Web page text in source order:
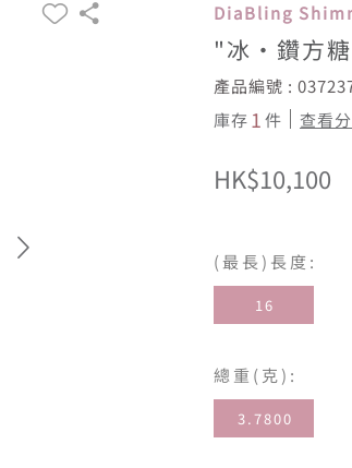
DiaBling
"冰·鑽方
產品編號 :
庫存1件 查看
HK$10,100
(最長)長度:
16
總重(克):
3.7800